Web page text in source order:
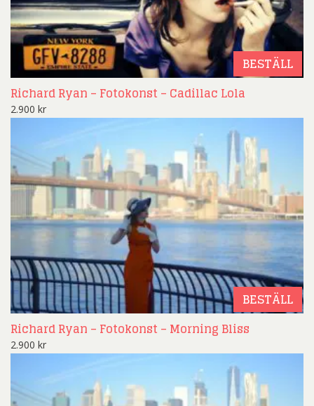
BESTÄLL
Richard Ryan – Fotokonst – Cadillac Lola
2.900 kr
BESTÄLL
Richard Ryan – Fotokonst – Morning Bliss
2.900 kr